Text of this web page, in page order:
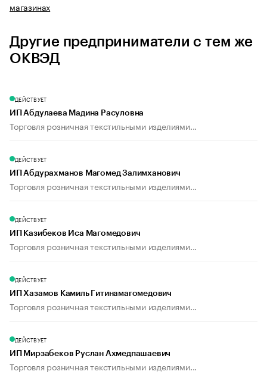
магазинах
Другие предприниматели с тем же
ОКВЭД
ДЕЙСТВУЕТ
ИП Абдулаева Мадина Расуловна
Торговля розничная текстильными изделиями...
ДЕЙСТВУЕТ
ИП Абдурахманов Магомед Залимханович
Торговля розничная текстильными изделиями...
ДЕЙСТВУЕТ
ИП Казибеков Иса Магомедович
Торговля розничная текстильными изделиями...
ДЕЙСТВУЕТ
ИП Хазамов Камиль Гитинамагомедович
Торговля розничная текстильными изделиями...
ДЕЙСТВУЕТ
ИП Мирзабеков Руслан Ахмедпашаевич
Торговля розничная текстильными изделиями...